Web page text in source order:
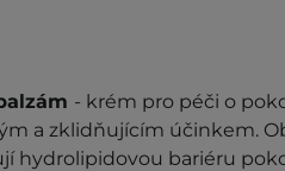
- krém pro péči o
a zklidňujícím účinkem.
hydrolipidovou bariéru